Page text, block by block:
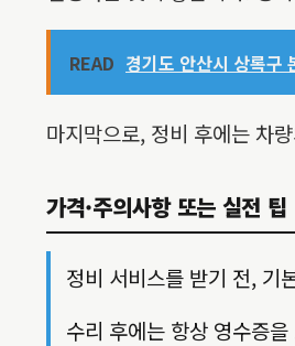
READ 경기도 안산시 상록구
마지막으로, 정비 후에는 차
가격·주의사항 또는 실전 팁
정비 서비스를 받기 전, 기
수리 후에는 항상 영수증